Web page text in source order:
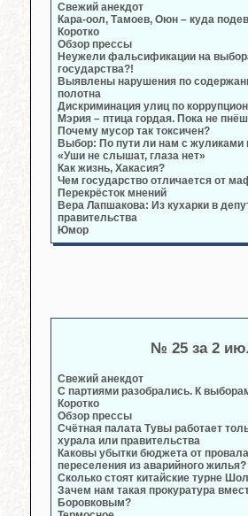
Свежий анекдот
Кара-оол, Тамоев, Оюн – куда
Коротко
Обзор прессы
Неужели фальсификации на
государства?!
Выявлены нарушения по
полотна
Дискриминация улиц по
Мэрия – птица гордая. Пока не
Почему мусор так токсичен?
Выбор: По пути ли нам с жуликами
«Уши не слышат, глаза нет»
Как жизнь, Хакасия?
Чем государство отличается от
Перекрёсток мнений
Вера Лапшакова: Из кухарки в
правительства
Юмор
№ 25 за 2
Свежий анекдот
С партиями разобрались. К
Коротко
Обзор прессы
Счётная палата Тувы работает
хурала или правительства
Каковы убытки бюджета от
переселения из аварийного жилья?
Сколько стоят китайские турне
Зачем нам такая прокуратура
Боровковым?